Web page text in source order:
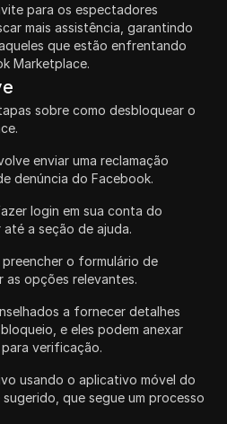
para os espectadores
mais assistência, garantindo
que estão enfrentando
Marketplace.
sobre como desbloquear o
enviar uma reclamação
denúncia do Facebook.
login em sua conta do
a seção de ajuda.
o formulário de
as opções relevantes.
a fornecer detalhes
e eles podem anexar
verificação.
usando o aplicativo móvel do
que segue um processo